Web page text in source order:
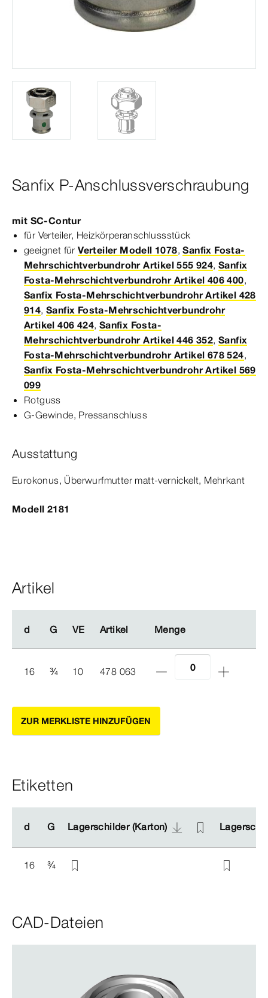
Sanfix P-Anschlussverschraubung
mit SC‑Contur
für Verteiler, Heiz­körperanschlussstück
geeignet fürVerteiler Modell 1078,Sanfix Fosta-
Mehrschichtverbundrohr Artikel 555 924,Sanfix
Fosta-Mehrschichtverbundrohr Artikel 406 400,
Sanfix Fosta-Mehrschichtverbundrohr Artikel 428
914,Sanfix Fosta-Mehrschichtverbundrohr
Artikel 406 424, Sanfix Fosta-
Mehrschichtverbundrohr Artikel 446 352,Sanfix
Fosta-Mehrschichtverbundrohr Artikel 678 524,
Sanfix Fosta-Mehrschichtverbundrohr Artikel 569
099
Rotguss
G-​Gewinde, Press­anschluss
Ausstattung
Eurokonus, Über­wurfmutter matt-​vernickelt, Mehrkant
Modell 2181
Artikel
d G VE Artikel Menge
d G VE Artikel Menge
16 ¾ 10 478 063
ZUR MERKLISTE HINZUFÜGEN
Etiketten
d G Lagerschilder (Karton)
d G Lagerschilder (Karton)
16 ¾
CAD-Dateien